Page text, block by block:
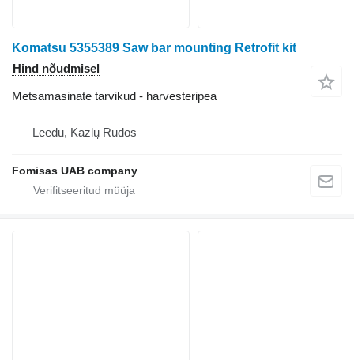
Komatsu 5355389 Saw bar mounting Retrofit kit
Hind nõudmisel
Metsamasinate tarvikud - harvesteripea
Leedu, Kazlų Rūdos
Fomisas UAB company